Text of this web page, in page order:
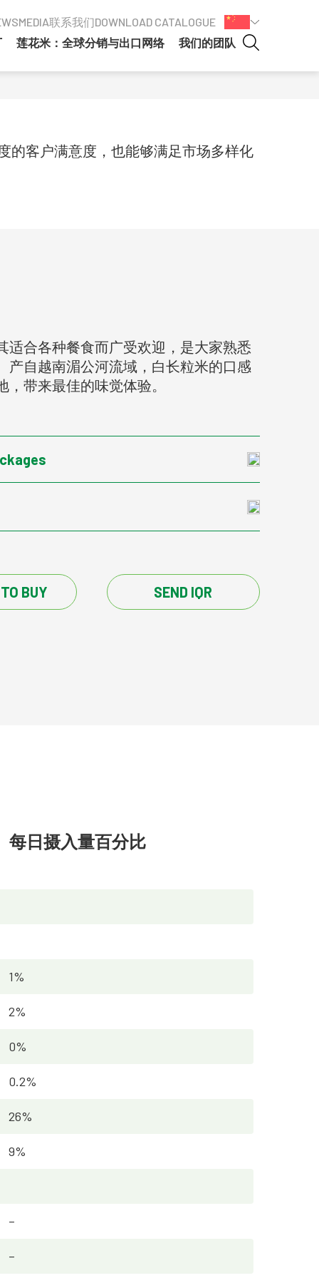
MEDIA联系我们DOWNLOAD CATALOGUE
莲花米：全球分销与出口网络 我们的团队
的客户满意度，也能够满足市场多样化
适合各种餐食而广受欢迎，是大家熟悉
产自越南湄公河流域，白长粒米的口感
，带来最佳的味觉体验。
BUY SEND IQR
每日摄入量百分比
1%
2%
0%
0.2%
26%
9%
–
–